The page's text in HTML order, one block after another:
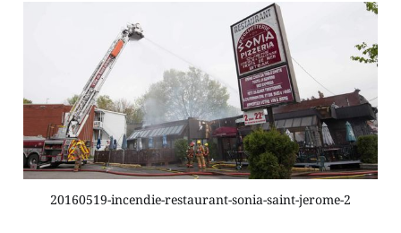
20160519-incendie-restaurant-sonia-saint-jerome-2